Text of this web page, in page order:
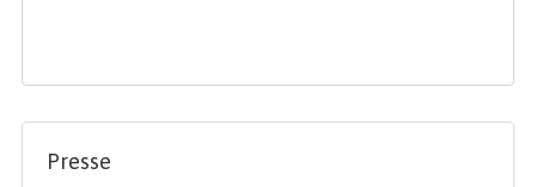
Presse